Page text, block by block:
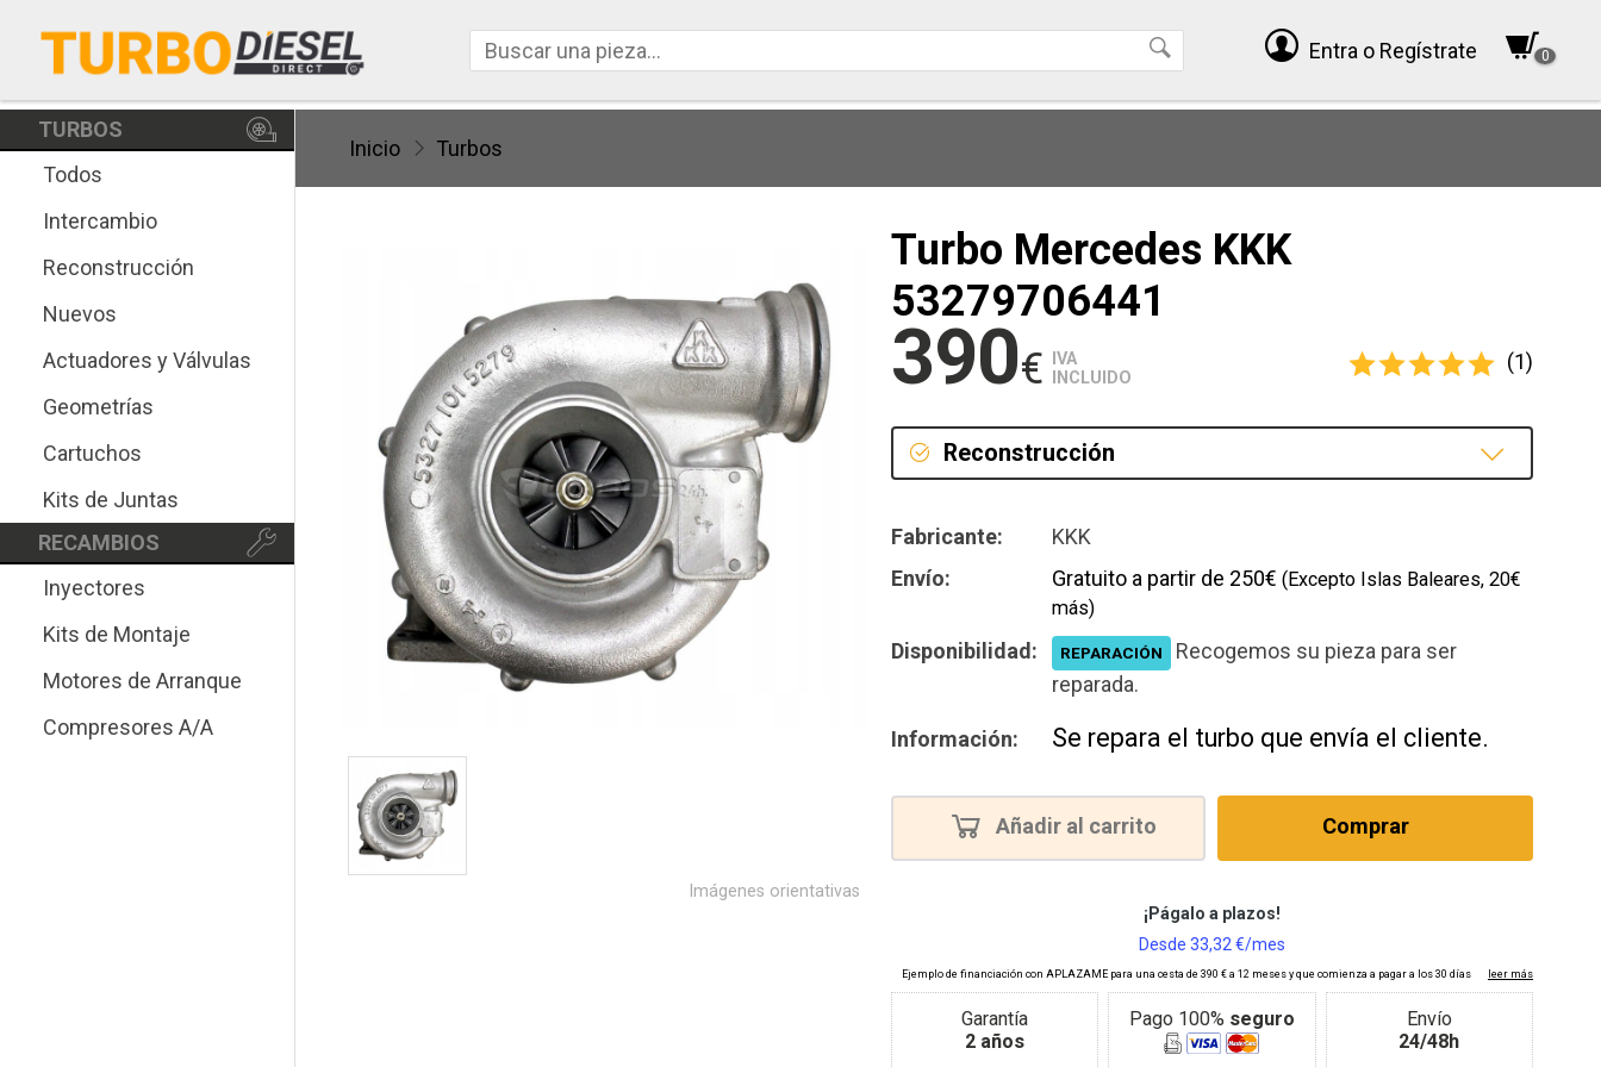
Entra o Regístrate 0
TURBOS
Todos
Intercambio
Reconstrucción
Nuevos
Actuadores y Válvulas
Geometrías
Cartuchos
Kits de Juntas
RECAMBIOS
Inyectores
Kits de Montaje
Motores de Arranque
Compresores A/A
Inicio Turbos
Turbo Mercedes KKK
53279706441
390€
IVA
INCLUIDO
(1)
Reconstrucción
Fabricante:
KKK
Envío:
Gratuito a partir de 250€ (Excepto Islas Baleares, 20€
más)
Disponibilidad: REPARACIÓN
Recogemos su pieza para ser
reparada.
Información: Se repara el turbo que envía el cliente.
Añadir al carrito Comprar
Garantía
2 años
Pago 100% seguro
Envío
24/48h
Imágenes orientativas